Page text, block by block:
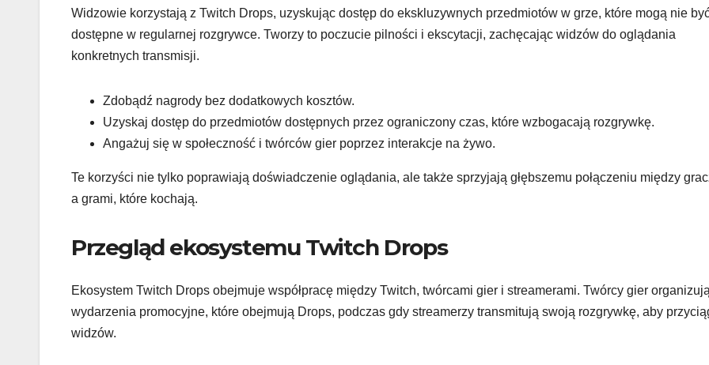
Widzowie korzystają z Twitch Drops, uzyskując dostęp do ekskluzywnych przedmiotów w grze, które mogą nie
dostępne w regularnej rozgrywce. Tworzy to poczucie pilności i ekscytacji, zachęcając widzów do oglądania
konkretnych transmisji.
Zdobądź nagrody bez dodatkowych kosztów.
Uzyskaj dostęp do przedmiotów dostępnych przez ograniczony czas, które wzbogacają rozgrywkę.
Angażuj się w społeczność i twórców gier poprzez interakcje na żywo.
Te korzyści nie tylko poprawiają doświadczenie oglądania, ale także sprzyjają głębszemu połączeniu między
a grami, które kochają.
Przegląd ekosystemu Twitch Drops
Ekosystem Twitch Drops obejmuje współpracę między Twitch, twórcami gier i streamerami. Twórcy gier organizują
wydarzenia promocyjne, które obejmują Drops, podczas gdy streamerzy transmitują swoją rozgrywkę, aby
widzów.